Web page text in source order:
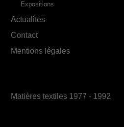
Expositions
Actualités
Contact
Mentions légales
Matières textiles 1977 - 1992